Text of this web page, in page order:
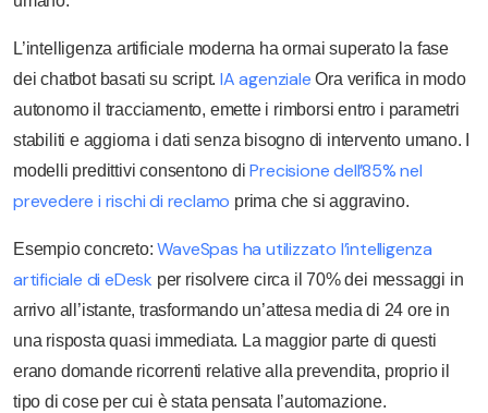
L’intelligenza artificiale moderna ha ormai superato la fase
dei chatbot basati su script. IA agenziale Ora verifica in modo
autonomo il tracciamento, emette i rimborsi entro i parametri
stabiliti e aggiorna i dati senza bisogno di intervento umano. I
modelli predittivi consentono di Precisione dell’85% nel
prevedere i rischi di reclamo prima che si aggravino.
Esempio concreto:WaveSpas ha utilizzato l’intelligenza
artificiale di eDesk per risolvere circa il 70% dei messaggi in
arrivo all’istante, trasformando un’attesa media di 24 ore in
una risposta quasi immediata. La maggior parte di questi
erano domande ricorrenti relative alla prevendita, proprio il
tipo di cose per cui è stata pensata l’automazione.